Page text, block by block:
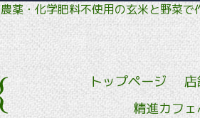
農薬・化学肥料不使用の玄米と野
トップページ
精進カフ